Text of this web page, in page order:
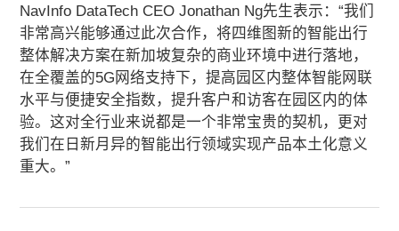
NavInfo DataTech CEO Jonathan Ng先生表示：“我们
非常高兴能够通过此次合作，将四维图新的智能出行
整体解决方案在新加坡复杂的商业环境中进行落地，
在全覆盖的5G网络支持下，提高园区内整体智能网联
水平与便捷安全指数，提升客户和访客在园区内的体
验。这对全行业来说都是一个非常宝贵的契机，更对
我们在日新月异的智能出行领域实现产品本土化意义
重大。”